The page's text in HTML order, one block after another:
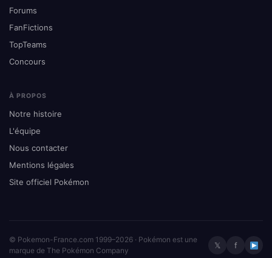
Forums
FanFictions
TopTeams
Concours
À PROPOS
Notre histoire
L'équipe
Nous contacter
Mentions légales
Site officiel Pokémon
© Pokemon-France.com 1999–2026 · Pokémon est une
marque de The Pokémon Company
𝕏 f